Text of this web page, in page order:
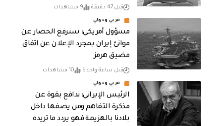
قبل 47 دقيقة 9 مشاهدات
عربي ودولي
مسؤول أمريكي: سنرفع الحصار عن
موانئ إيران بمجرد الإعلان عن اتفاق
مضيق هرمز
قبل ساعة واحدة 10 مشاهدات
عربي ودولي
الرئيس الإيراني: ندافع بقوة عن
مذكرة التفاهم ومن يصفها داخل
بلادنا بالهزيمة فهو يردد ما تريده